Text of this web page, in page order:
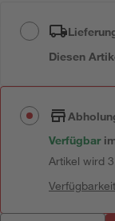
Diesen
Verfügbar
Artikel wird